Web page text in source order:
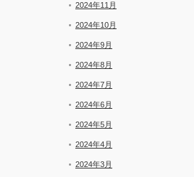
2024年11月
2024年10月
2024年9月
2024年8月
2024年7月
2024年6月
2024年5月
2024年4月
2024年3月